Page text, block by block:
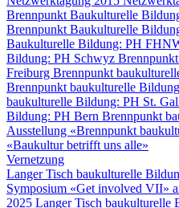
Brennpunkt Baukulturelle
Brennpunkt Baukulturelle
Baukulturelle Bildung: PH
Bildung: PH Schwyz
Freiburg Brennpunkt
Brennpunkt baukulturelle
baukulturelle Bildung: PH St.
Bildung: PH Bern Brennpunkt
Ausstellung «Brennpunkt
«Baukultur betrifft uns alle»
Vernetzung
Langer Tisch baukulturelle
Symposium «Get involved VII»
2025 Langer Tisch baukulturelle